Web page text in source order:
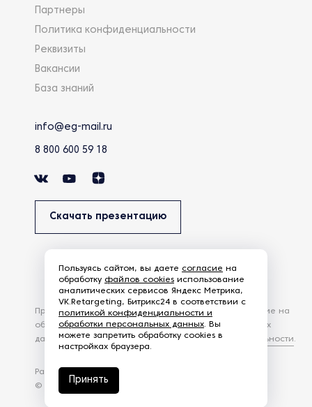
Партнеры
Политика конфиденциальности
Реквизиты
Вакансии
База знаний
info@eg-mail.ru
8 800 600 59 18
Скачать презентацию
Разработка сайта —
© 2026 – Eurasia Group. Все права защищены
Продолжая использовать наш сайт, вы даете согласие на
обработку файлов Cookies и других пользовательских
данных, в соответствии сПолитикой конфиденциальности.
Пользуясь сайтом, вы даете согласие на
обработку файлов cookies использование
аналитических сервисов Яндекс Метрика,
VK.Retargeting, Битрикс24 в соответствии с
политикой конфиденциальности и
обработки персональных данных. Вы
можете запретить обработку cookies в
настройках браузера.
Принять